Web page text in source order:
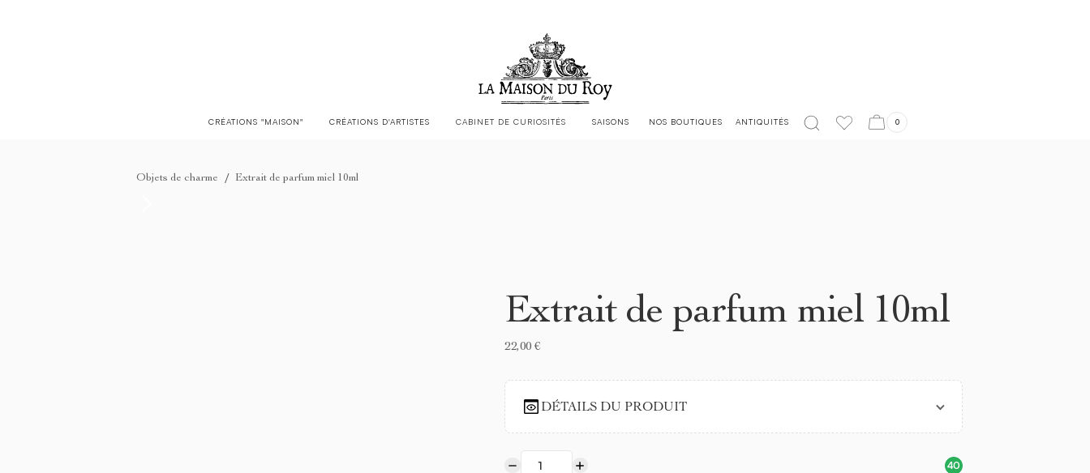
CRÉATIONS "MAISON" CRÉATIONS D'ARTISTES CABINET DE CURIOSITÉS SAISONS NOS BOUTIQUES ANTIQUITÉS 0
Objets de charme / Extrait de parfum miel 10ml
Extrait de parfum miel 10ml
22,00 €
DÉTAILS DU PRODUIT
40